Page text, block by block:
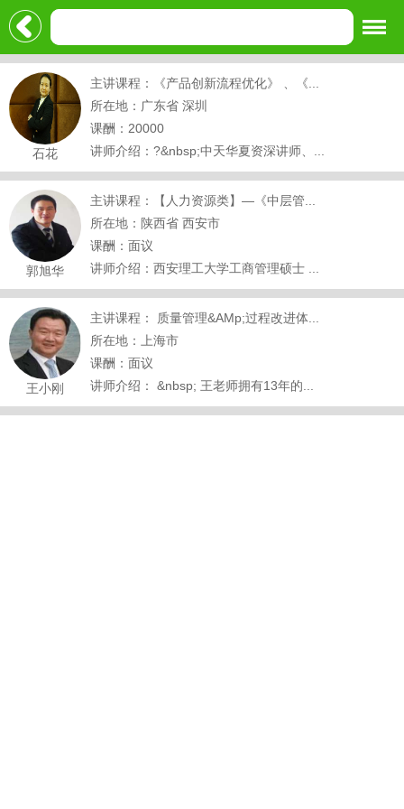
石花
主讲课程：《产品创新流程优化》 、《...
所在地：广东省 深圳
课酬：20000
讲师介绍：?&nbsp;中天华夏资深讲师、...
郭旭华
主讲课程：【人力资源类】—《中层管...
所在地：陕西省 西安市
课酬：面议
讲师介绍：西安理工大学工商管理硕士 ...
王小刚
主讲课程： 质量管理&AMp;过程改进体...
所在地：上海市
课酬：面议
讲师介绍： &nbsp; 王老师拥有13年的...